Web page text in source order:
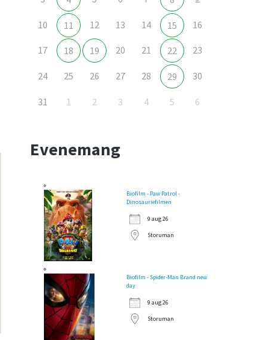
10 11 12 13 14 15 16
17 18 19 20 21 22 23
24 25 26 27 28 29 30
31 1 2 3 4 5 6
Evenemang
Biofilm - Paw Patrol -
Dinosauriefilmen
9 aug 26
Storuman
Biofilm - Spider-Man Brand new
day
9 aug 26
Storuman